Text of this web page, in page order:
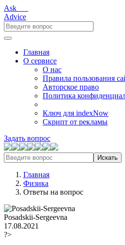
Ask___
Advice
Главная
О сервисе
О нас
Правила пользования
Авторское право
Политика
Ключ для indexNow
Скрипт от рекламы
Задать вопрос
Искать
Главная
Физика
Ответы на вопрос
Posadskii-Sergeevna
17.08.2021
?>